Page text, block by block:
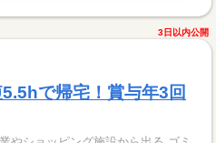
3日以内公開
5.5hで帰宅！賞与年3回